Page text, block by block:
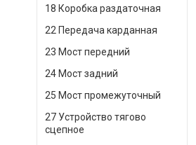
18 Коробка раздаточная
22 Передача карданная
23 Мост передний
24 Мост задний
25 Мост промежуточный
27 Устройство тягово
сцепное